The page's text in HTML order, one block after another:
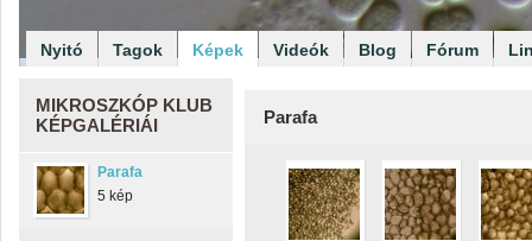
Nyitó Tagok Képek Videók Blog Fórum
MIKROSZKÓP KLUB
KÉPGALÉRIÁI
Parafa
5 kép
Parafa